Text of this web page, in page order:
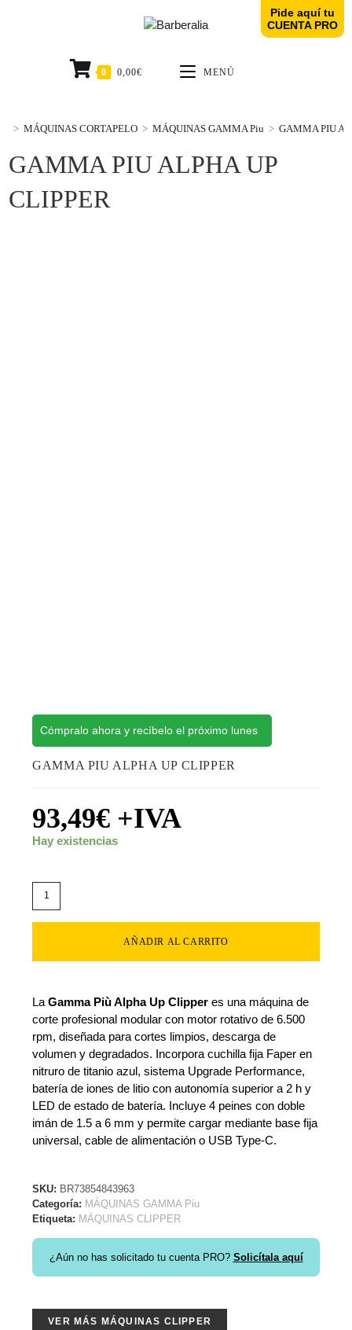
0 0,00€ MENÚ
GAMMA PIU ALPHA UP
CLIPPER
> MÁQUINAS CORTAPELO > MÁQUINAS GAMMA Piu > GAMMA PIU
Cómpralo ahora y recíbelo el próximo lunes
GAMMA PIU ALPHA UP CLIPPER
93,49€ +IVA
Hay existencias
AÑADIR AL CARRITO
LaGamma Più Alpha Up Clipper es una máquina de
corte profesional modular con motor rotativo de 6.500
rpm, diseñada para cortes limpios, descarga de
volumen y degradados. Incorpora cuchilla fija Faper en
nitruro de titanio azul, sistema Upgrade Performance,
batería de iones de litio con autonomía superior a 2 h y
LED de estado de batería. Incluye 4 peines con doble
imán de 1.5 a 6 mm y permite cargar mediante base fija
universal, cable de alimentación o USB Type-C.
SKU: BR73854843963
Categoría: MÁQUINAS GAMMA Piu
Etiqueta: MÁQUINAS CLIPPER
¿Aún no has solicitado tu cuenta PRO? Solicítala aquí
VER MÁS MÁQUINAS CLIPPER
Pide aquí tu
CUENTA PRO